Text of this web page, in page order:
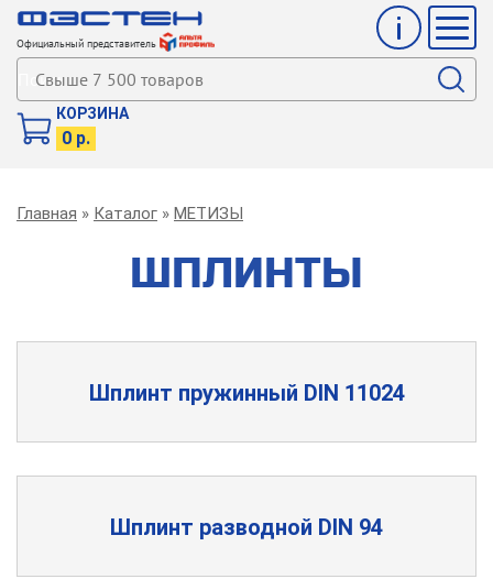
Официальный представитель
Инфо
Поиск
КОРЗИНА
0 р.
Строка
Главная Каталог МЕТИЗЫ
ШПЛИНТЫ
Шплинт пружинный DIN 11024
Шплинт разводной DIN 94